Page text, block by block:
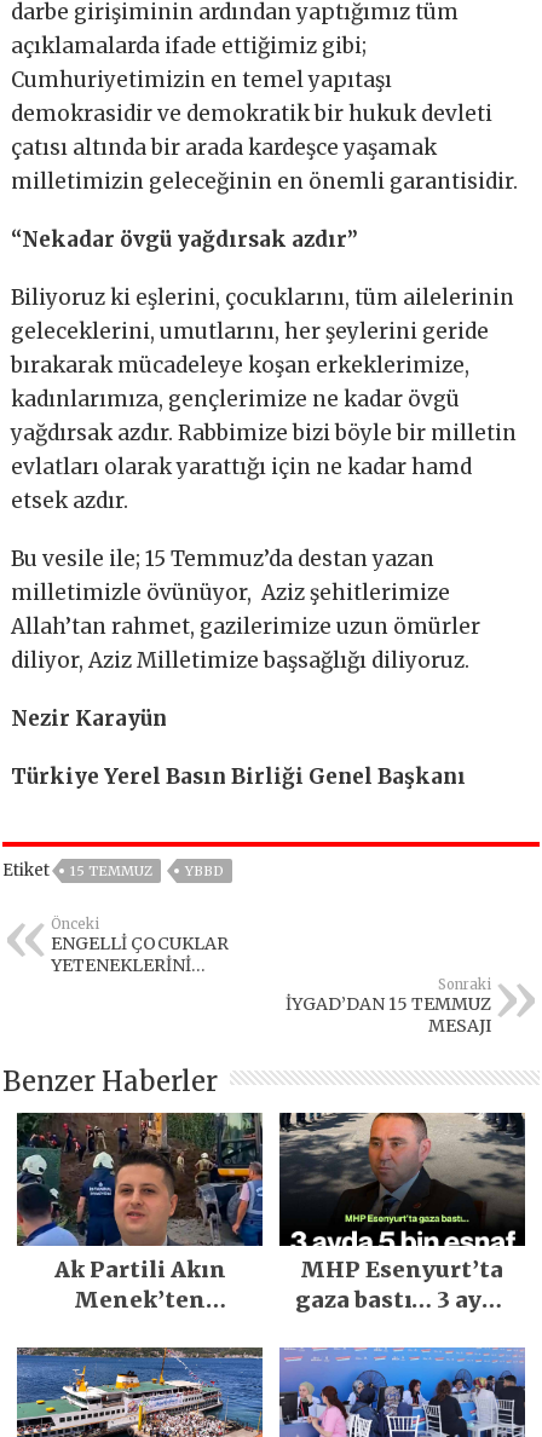
darbe girişiminin ardından yaptığımız tüm
açıklamalarda ifade ettiğimiz gibi;
Cumhuriyetimizin en temel yapıtaşı
demokrasidir ve demokratik bir hukuk devleti
çatısı altında bir arada kardeşce yaşamak
milletimizin geleceğinin en önemli garantisidir.
“Nekadar övgü yağdırsak azdır”
Biliyoruz ki eşlerini, çocuklarını, tüm ailelerinin
geleceklerini, umutlarını, her şeylerini geride
bırakarak mücadeleye koşan erkeklerimize,
kadınlarımıza, gençlerimize ne kadar övgü
yağdırsak azdır. Rabbimize bizi böyle bir milletin
evlatları olarak yarattığı için ne kadar hamd
etsek azdır.
Bu vesile ile; 15 Temmuz’da destan yazan
milletimizle övünüyor, Aziz şehitlerimize
Allah’tan rahmet, gazilerimize uzun ömürler
diliyor, Aziz Milletimize başsağlığı diliyoruz.
Nezir Karayün
Türkiye Yerel Basın Birliği Genel Başkanı
Etiket 15 TEMMUZ YBBD
Önceki
ENGELLİ ÇOCUKLAR
YETENEKLERİNİ
Sonraki
İYGAD’DAN 15 TEMMUZ
MESAJI
Benzer Haberler
Ak Partili Akın
Menek’ten
heyelan sonrası
kritik uyarı
MHP Esenyurt’ta
gaza bastı… 3 ayda
edildi